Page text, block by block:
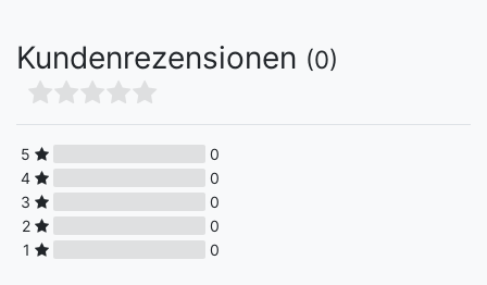
Kundenrezensionen (0)
5
0
4
0
3
0
2
0
1
0